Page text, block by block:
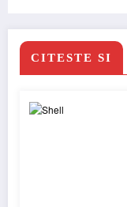
CITESTE SI